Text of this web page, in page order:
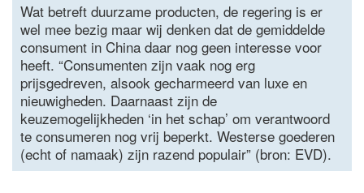
Wat betreft duurzame producten, de regering is er
wel mee bezig maar wij denken dat de gemiddelde
consument in China daar nog geen interesse voor
heeft. “Consumenten zijn vaak nog erg
prijsgedreven, alsook gecharmeerd van luxe en
nieuwigheden. Daarnaast zijn de
keuzemogelijkheden ‘in het schap’ om verantwoord
te consumeren nog vrij beperkt. Westerse goederen
(echt of namaak) zijn razend populair” (bron: EVD).